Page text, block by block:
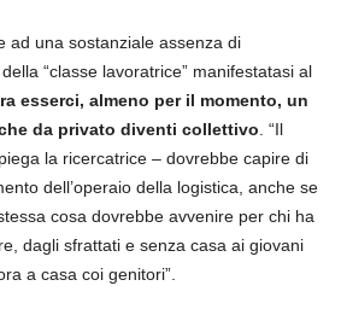
ad una sostanziale assenza di
“classe lavoratrice” manifestatasi al
esserci, almeno per il momento, un
da privato diventi collettivo . “Il
la ricercatrice – dovrebbe capire di
dell’operaio della logistica, anche se
cosa dovrebbe avvenire per chi ha
dagli sfrattati e senza casa ai giovani
a casa coi genitori”.